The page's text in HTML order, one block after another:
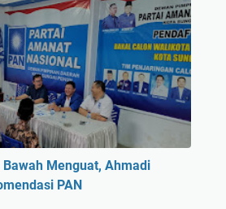
Bawah Menguat, Ahmadi
PAN